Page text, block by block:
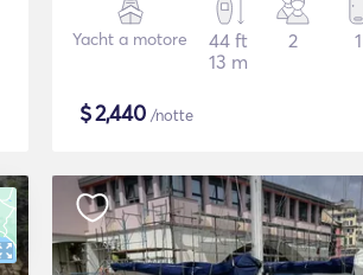
Yacht a motore
44 ft
13 m
2 1
$2,440 /notte